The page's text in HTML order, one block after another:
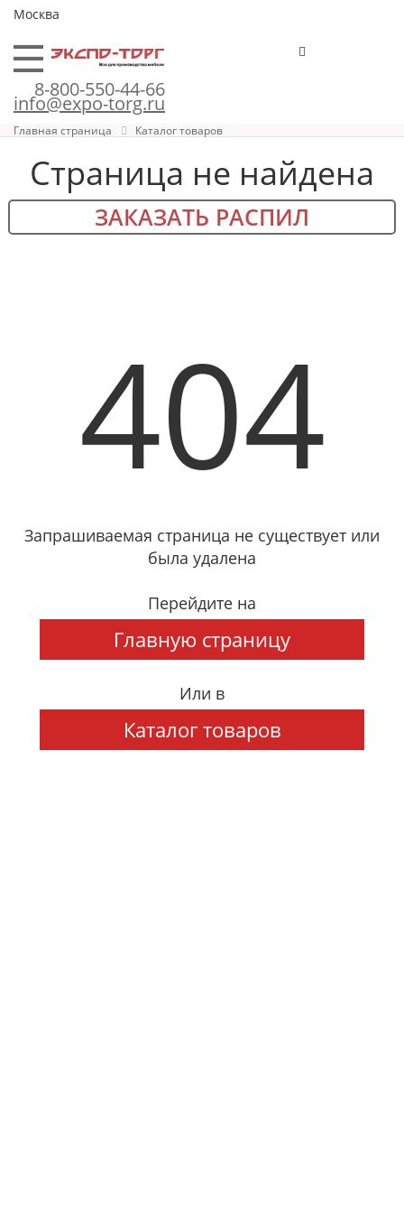
Москва
8-800-550-44-66
info@expo-torg.ru
Главная страница Каталог товаров
Страница не найдена
ЗАКАЗАТЬ РАСПИЛ
404
Запрашиваемая страница не существует или
была удалена
Перейдите на
Главную страницу
Или в
Каталог товаров